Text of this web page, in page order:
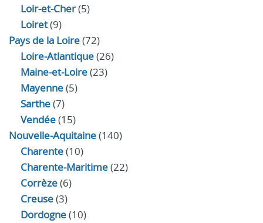
Loir‑et‑Cher(5)
Loiret(9)
Pays de la Loire(72)
Loire-Atlantique(26)
Maine-et-Loire(23)
Mayenne(5)
Sarthe(7)
Vendée(15)
Nouvelle-Aquitaine(140)
Charente(10)
Charente-Maritime(22)
Corrèze(6)
Creuse(3)
Dordogne(10)